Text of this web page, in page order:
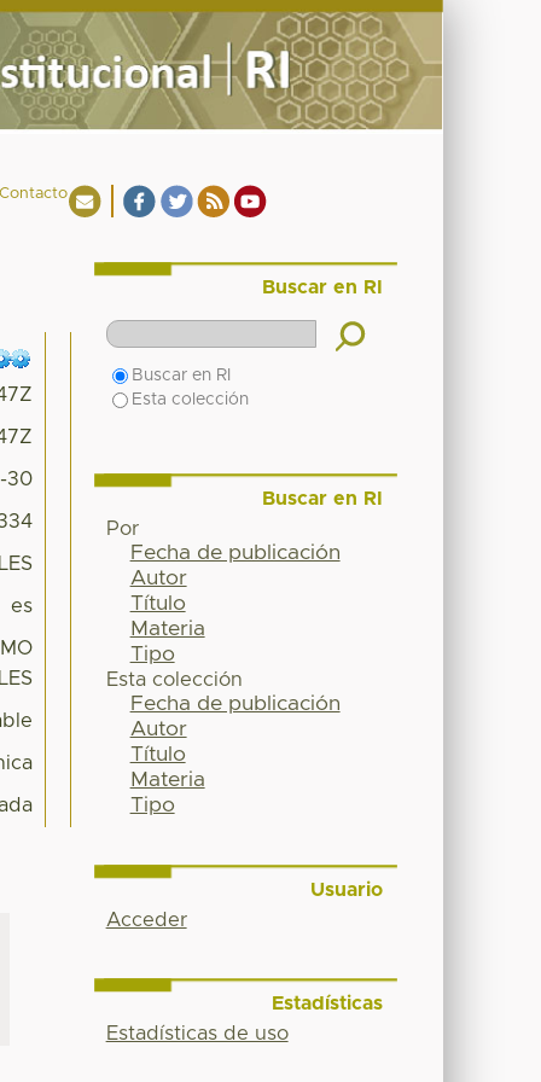
30
es
Buscar en RI
Buscar en RI
Esta colección
Buscar en RI
Por
Fecha de publicación
Autor
Título
Materia
Tipo
Esta colección
Fecha de publicación
Autor
Título
Materia
Tipo
Usuario
Acceder
Estadísticas
Estadísticas de uso